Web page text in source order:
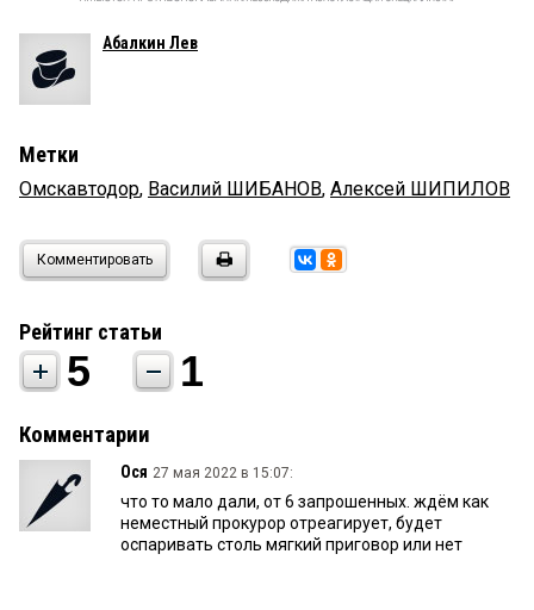
Абалкин Лев
Метки
Омскавтодор, Василий ШИБАНОВ, Алексей ШИПИЛОВ
Комментировать
Рейтинг статьи
5 1
Комментарии
Ося 27 мая 2022 в 15:07:
что то мало дали, от 6 запрошенных. ждём как
неместный прокурор отреагирует, будет
оспаривать столь мягкий приговор или нет